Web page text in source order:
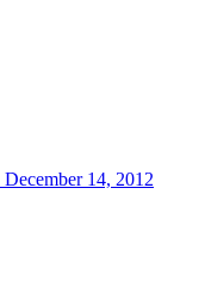
December 14, 2012